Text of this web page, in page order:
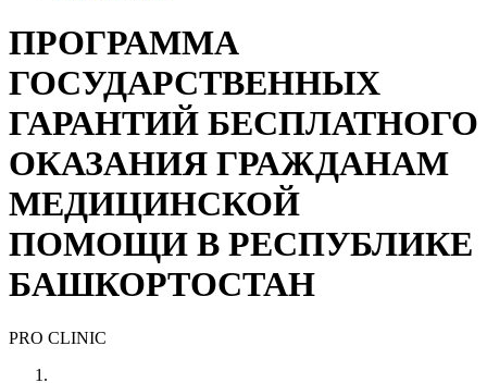
ПРОГРАММА
ГОСУДАРСТВЕННЫХ
ГАРАНТИЙ БЕСПЛАТНОГО
ОКАЗАНИЯ ГРАЖДАНАМ
МЕДИЦИНСКОЙ
ПОМОЩИ В РЕСПУБЛИКЕ
БАШКОРТОСТАН
PRO CLINIC